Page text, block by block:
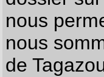
nous
nous
de